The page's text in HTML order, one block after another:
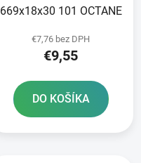
669x18x30 101 OCTANE
€7,76 bez DPH
€9,55
DO KOŠÍKA